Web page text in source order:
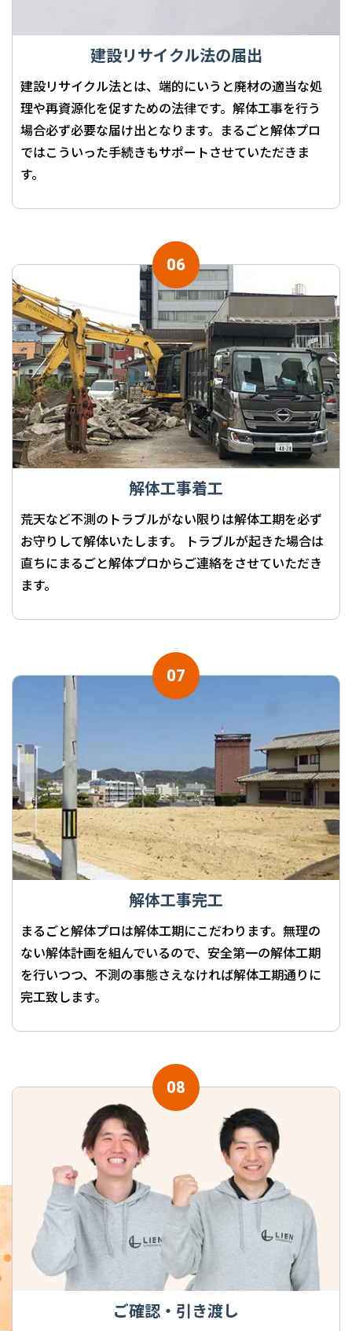
建設リサイクル法の届出
建設リサイクル法とは、端的にいうと廃材の適当な処
理や再資源化を促すための法律です。解体工事を行う
場合必ず必要な届け出となります。まるごと解体プロ
ではこういった手続きもサポートさせていただきま
す。
解体工事着工
荒天など不測のトラブルがない限りは解体工期を必ず
お守りして解体いたします。 トラブルが起きた場合は
直ちにまるごと解体プロからご連絡をさせていただき
ます。
解体工事完工
まるごと解体プロは解体工期にこだわります。無理の
ない解体計画を組んでいるので、安全第一の解体工期
を行いつつ、不測の事態さえなければ解体工期通りに
完工致します。
ご確認・引き渡し